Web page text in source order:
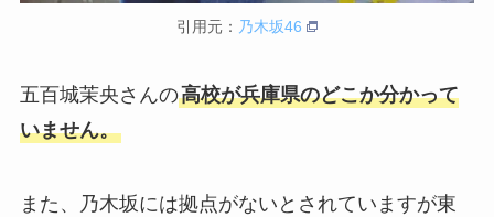
引用元： 乃木坂46
五百城茉央さんの高校が兵庫県のどこか分かって
いません。
また、乃木坂には拠点がないとされていますが東